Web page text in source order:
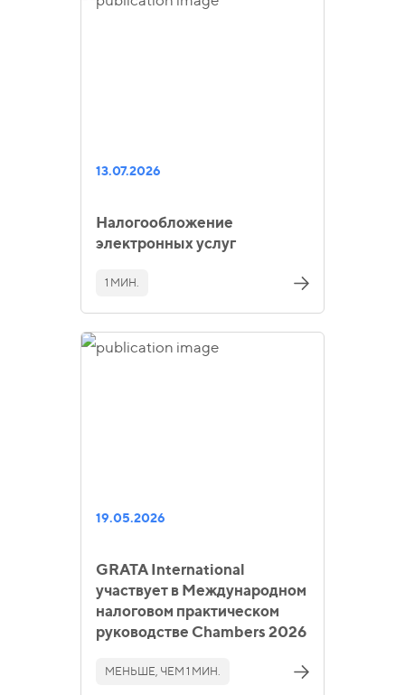
13.07.2026
Налогообложение
электронных услуг
1 МИН.
19.05.2026
GRATA International
участвует в Международном
налоговом практическом
руководстве Chambers 2026
МЕНЬШЕ, ЧЕМ 1 МИН.